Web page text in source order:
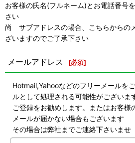
お客様の氏名(フルネーム)とお電話番号
さい
尚 サブアドレスの場合、こちらからの
ざいますのでご了承下さい
メールアドレス [必須]
Hotmail,Yahooなどのフリーメールを
ルとして処理される可能性がございま
ご登録をお勧めします。またはお客様
メールが届かない場合もございます
その場合は弊社までご連絡下さいませ